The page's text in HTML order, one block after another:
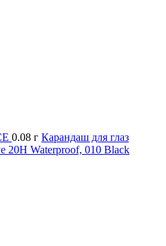
0.08 г Карандаш для глаз
20H Waterproof, 010 Black